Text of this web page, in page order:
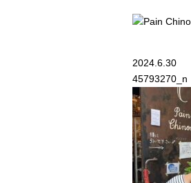
2024.6.30
45793270_n